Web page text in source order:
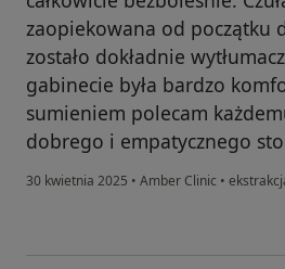
zaopiekowana od początku
zostało dokładnie
gabinecie była bardzo
sumieniem polecam
dobrego i empatycznego
30 kwietnia 2025 • Amber Clinic •